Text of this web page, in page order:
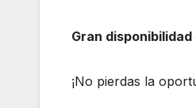
Gran disponibilidad
¡No pierdas la